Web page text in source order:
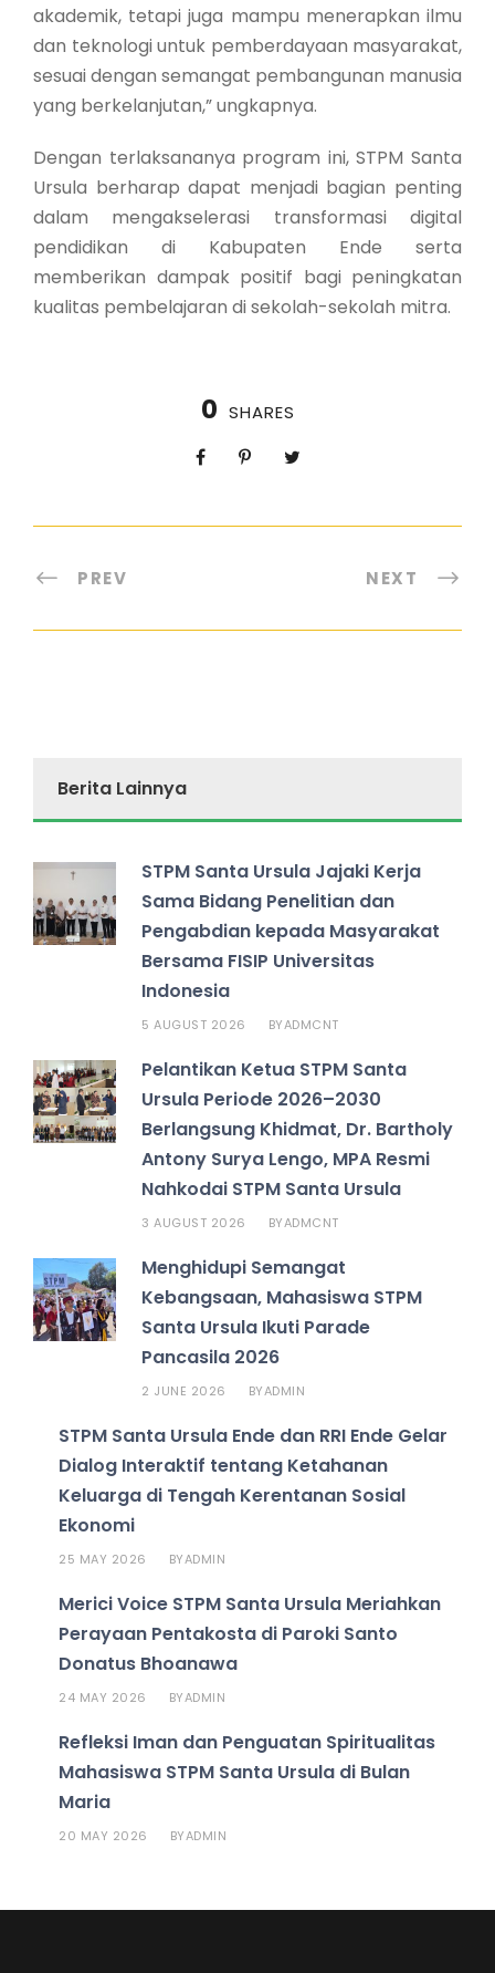
akademik, tetapi juga mampu menerapkan ilmu
dan teknologi untuk pemberdayaan masyarakat,
sesuai dengan semangat pembangunan manusia
yang berkelanjutan,” ungkapnya.
Dengan terlaksananya program ini, STPM Santa
Ursula berharap dapat menjadi bagian penting
dalam mengakselerasi transformasi digital
pendidikan di Kabupaten Ende serta
memberikan dampak positif bagi peningkatan
kualitas pembelajaran di sekolah-sekolah mitra.
0 SHARES
PREV NEXT
Berita Lainnya
STPM Santa Ursula Jajaki Kerja
Sama Bidang Penelitian dan
Pengabdian kepada Masyarakat
Bersama FISIP Universitas
Indonesia
5 AUGUST 2026 BYADMCNT
Pelantikan Ketua STPM Santa
Ursula Periode 2026–2030
Berlangsung Khidmat, Dr. Bartholy
Antony Surya Lengo, MPA Resmi
Nahkodai STPM Santa Ursula
3 AUGUST 2026 BYADMCNT
Menghidupi Semangat
Kebangsaan, Mahasiswa STPM
Santa Ursula Ikuti Parade
Pancasila 2026
2 JUNE 2026 BYADMIN
STPM Santa Ursula Ende dan RRI Ende Gelar
Dialog Interaktif tentang Ketahanan
Keluarga di Tengah Kerentanan Sosial
Ekonomi
25 MAY 2026 BYADMIN
Merici Voice STPM Santa Ursula Meriahkan
Perayaan Pentakosta di Paroki Santo
Donatus Bhoanawa
24 MAY 2026 BYADMIN
Refleksi Iman dan Penguatan Spiritualitas
Mahasiswa STPM Santa Ursula di Bulan
Maria
20 MAY 2026 BYADMIN